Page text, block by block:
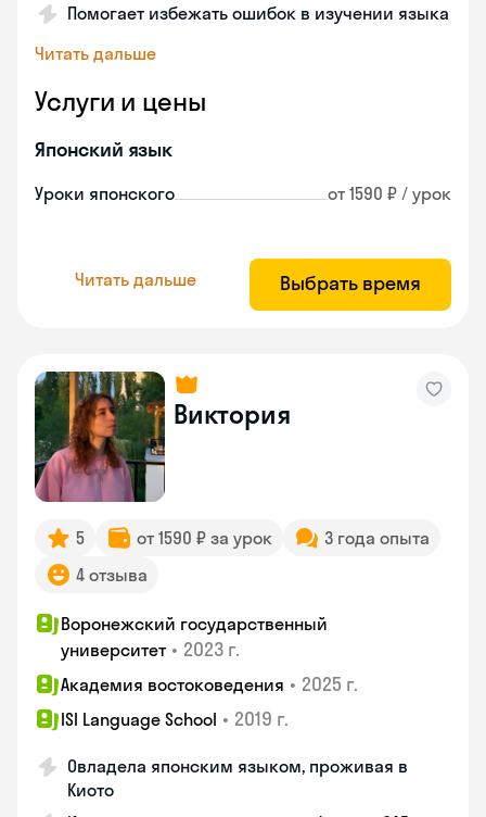
Помогает избежать ошибок в изучении языка
Читать дальше
Услуги и цены
Японский язык
Уроки японского от 1590 ₽ / урок
Читать дальше Выбрать время
Виктория
5 от 1590 ₽ за урок
3 года опыта
4 отзыва
Воронежский государственный
университет • 2023 г.
Академия востоковедения • 2025 г.
ISI Language School • 2019 г.
Овладела японским языком, проживая в
Киото